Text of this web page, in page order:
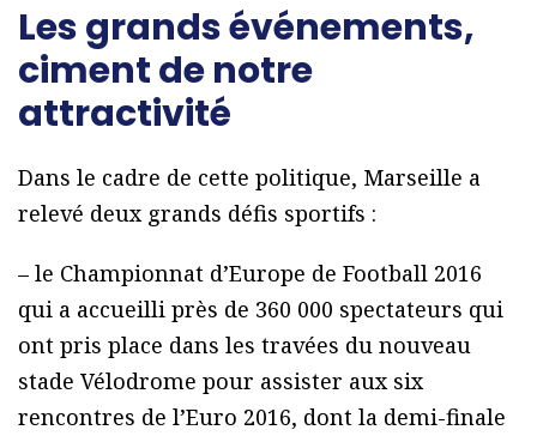
Les grands événements,
ciment de notre
attractivité
Dans le cadre de cette politique, Marseille a
relevé deux grands défis sportifs :
– le Championnat d’Europe de Football 2016
qui a accueilli près de 360 000 spectateurs qui
ont pris place dans les travées du nouveau
stade Vélodrome pour assister aux six
rencontres de lʼEuro 2016, dont la demi-finale